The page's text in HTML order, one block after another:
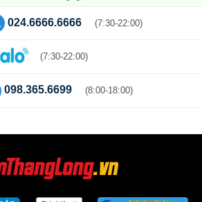
024.6666.6666 (7:30-22:00)
(7:30-22:00)
098.365.6699 (8:00-18:00)